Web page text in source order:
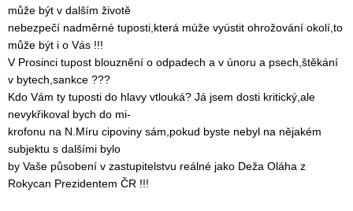
může být v dalším životě
nebezpečí nadměrné tuposti,která múže vyústit ohrožování okolí,to
může být i o Vás !!!
V Prosinci tupost blouznění o odpadech a v únoru a psech,štěkání
v bytech,sankce ???
Kdo Vám ty tuposti do hlavy vtlouká? Já jsem dosti kritický,ale
nevykřikoval bych do mi-
krofonu na N.Míru cipoviny sám,pokud byste nebyl na nějakém
subjektu s dalšími bylo
by Vaše působení v zastupitelstvu reálné jako Deža Oláha z
Rokycan Prezidentem ČR !!!